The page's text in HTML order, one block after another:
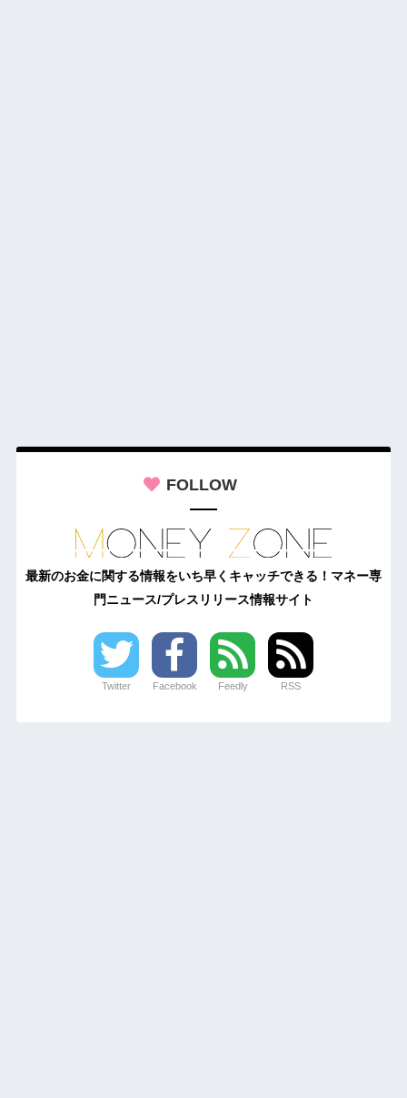
FOLLOW
最新のお金に関する情報をいち早くキャッチできる！マネー専
門ニュース/プレスリリース情報サイト
Twitter Facebook Feedly RSS